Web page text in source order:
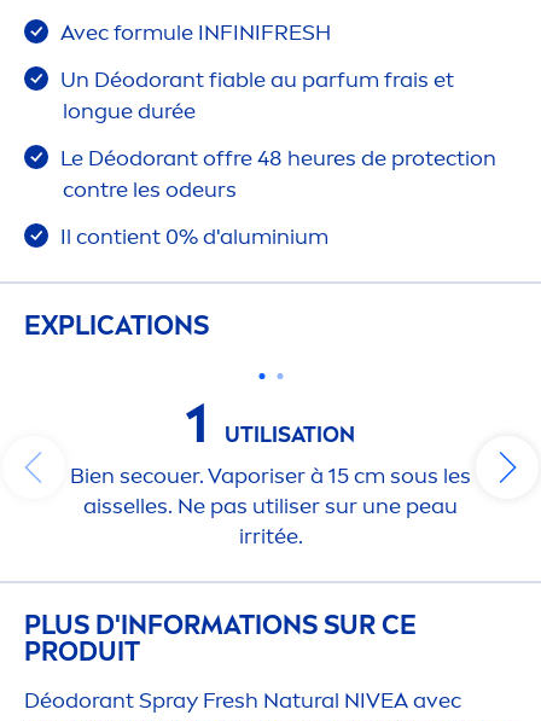
Avec formule INFINIFRESH
Un Déodorant fiable au parfum frais et
longue durée
Le Déodorant offre 48 heures de protection
contre les odeurs
Il contient 0% d'aluminium
EXPLICATIONS
1
UTILISATION
Bien secouer. Vaporiser à 15 cm sous les
aisselles. Ne pas utiliser sur une peau
irritée.
PLUS D'INFORMATIONS SUR CE
PRODUIT
Déodorant Spray Fresh Natural NIVEAavec